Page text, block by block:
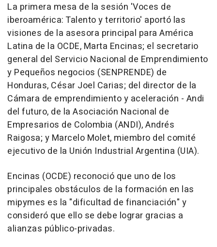
La primera mesa de la sesión 'Voces de
iberoamérica: Talento y territorio' aportó las
visiones de la asesora principal para América
Latina de la OCDE, Marta Encinas; el secretario
general del Servicio Nacional de Emprendimiento
y Pequeños negocios (SENPRENDE) de
Honduras, César Joel Carias; del director de la
Cámara de emprendimiento y aceleración - Andi
del futuro, de la Asociación Nacional de
Empresarios de Colombia (ANDI), Andrés
Raigosa; y Marcelo Molet, miembro del comité
ejecutivo de la Unión Industrial Argentina (UIA).
Encinas (OCDE) reconoció que uno de los
principales obstáculos de la formación en las
mipymes es la "dificultad de financiación" y
consideró que ello se debe lograr gracias a
alianzas público-privadas.